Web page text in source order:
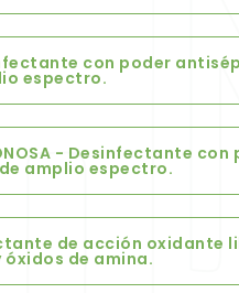
con poder
espectro.
- Desinfectante con
amplio espectro.
de acción oxidante
de amina.